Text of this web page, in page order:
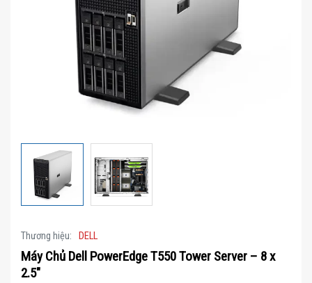
Thương hiệu: DELL
Máy Chủ Dell PowerEdge T550 Tower Server – 8 x
2.5″